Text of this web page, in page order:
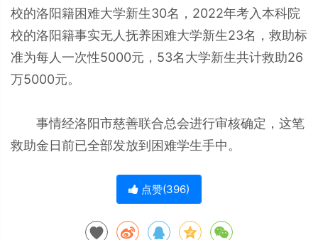
校的洛阳籍困难大学新生30名，2022年考入本科院
校的洛阳籍事实无人抚养困难大学新生23名，救助标
准为每人一次性5000元，53名大学新生共计救助26
万5000元。
事情经洛阳市慈善联合总会进行审核确定，这笔
救助金日前已全部发放到困难学生手中。
点赞(396)